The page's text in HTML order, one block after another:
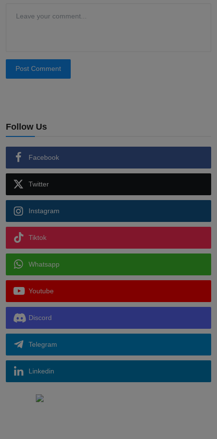
Post Comment
Follow Us
Facebook
Twitter
Instagram
Tiktok
Whatsapp
Youtube
Discord
Telegram
Linkedin